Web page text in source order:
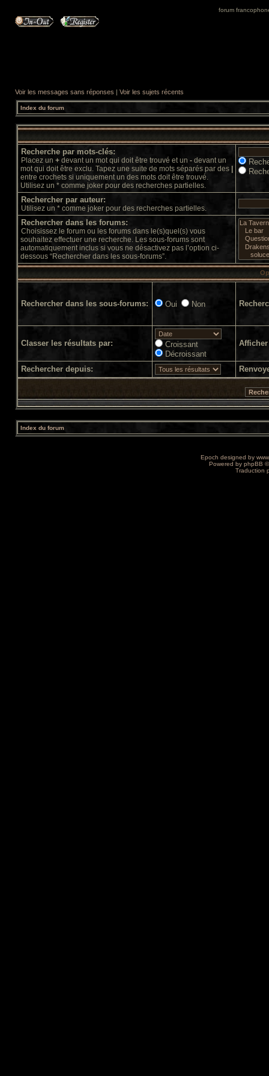
forum
Voir les messages sans réponses | Voir les sujets récents
Index du forum
Recherche par mots-clés:
Placez un + devant un mot qui doit être trouvé et un - devant un
mot qui doit être exclu. Tapez une suite de mots séparés par des
entre crochets si uniquement un des mots doit être trouvé.
Utilisez un * comme joker pour des recherches partielles.
Rechercher par auteur:
Utilisez un * comme joker pour des recherches partielles.
Rechercher dans les forums:
Choisissez le forum ou les forums dans le(s)quel(s) vous
souhaitez effectuer une recherche. Les sous-forums sont
automatiquement inclus si vous ne désactivez pas l’option ci-
dessous “Rechercher dans les sous-forums”.
Rechercher dans les sous-forums: Oui Non
Classer les résultats par:
Croissant
Décroissant
Rechercher depuis:
Index du forum
Epoch designed by
Powered by phpBB
Traduction